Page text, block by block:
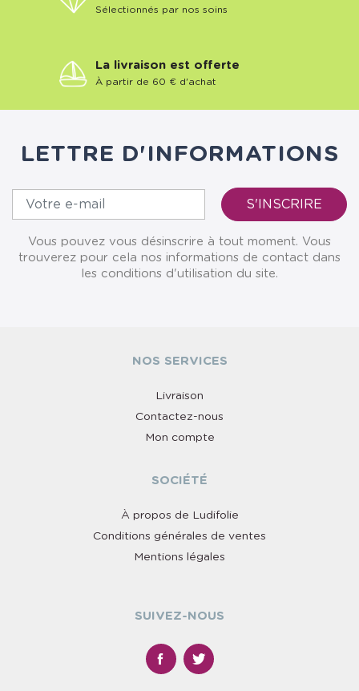
Sélectionnés par nos soins
La livraison est offerte
À partir de 60 € d'achat
LETTRE D'INFORMATIONS
Vous pouvez vous désinscrire à tout moment. Vous
trouverez pour cela nos informations de contact dans
les conditions d'utilisation du site.
NOS SERVICES
Livraison
Contactez-nous
Mon compte
SOCIÉTÉ
À propos de Ludifolie
Conditions générales de ventes
Mentions légales
SUIVEZ-NOUS